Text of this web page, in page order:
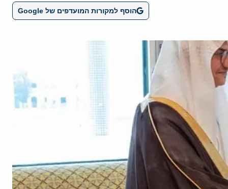
הוסף למקורות המועדפים של Google